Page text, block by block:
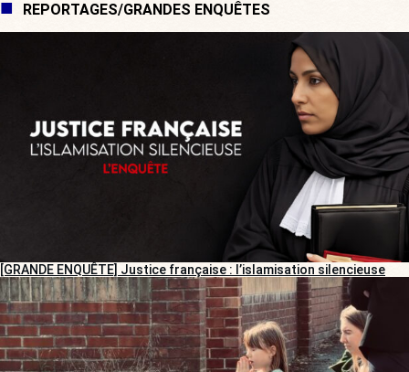
REPORTAGES/GRANDES ENQUÊTES
[GRANDE ENQUÊTE] Justice française : l’islamisation silencieuse